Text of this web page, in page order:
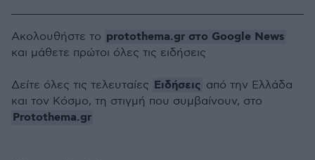
Ακολουθήστε το protothema.gr στο Google News
και μάθετε πρώτοι όλες τις ειδήσεις
Δείτε όλες τις τελευταίες Ειδήσεις από την Ελλάδα
και τον Κόσμο, τη στιγμή που συμβαίνουν, στο
Protothema.gr